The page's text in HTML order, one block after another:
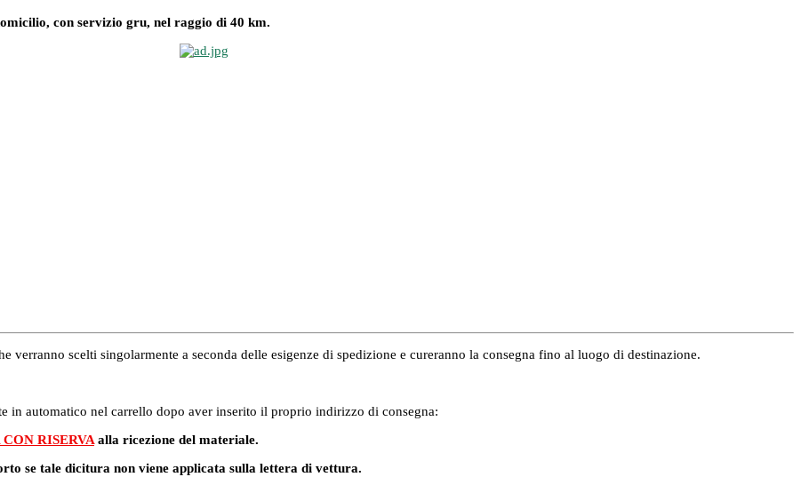
con servizio gru, nel raggio di 40 km.
scelti singolarmente a seconda delle esigenze di spedizione e cureranno la consegna fino al luogo di destinazione.
in automatico nel carrello dopo aver inserito il proprio indirizzo di consegna:
RISERVA alla ricezione del materiale.
se tale dicitura non viene applicata sulla lettera di vettura.